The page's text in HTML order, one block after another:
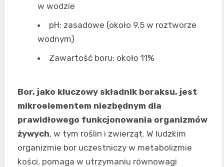
w wodzie
pH: zasadowe (około 9,5 w roztworze
wodnym)
Zawartość boru: około 11%
Bor, jako kluczowy składnik boraksu, jest
mikroelementem niezbędnym dla
prawidłowego funkcjonowania organizmów
żywych, w tym roślin i zwierząt. W ludzkim
organizmie bor uczestniczy w metabolizmie
kości, pomaga w utrzymaniu równowagi